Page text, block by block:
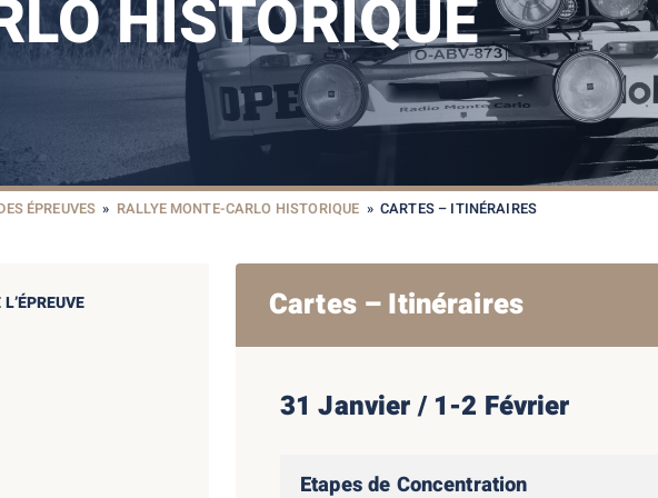
HISTORIQUE
ÉPREUVES » RALLYE MONTE-CARLO HISTORIQUE »CARTES – ITINÉRAIRES
Cartes – Itinéraires
31 Janvier / 1-2 Février
Etapes de Concentration